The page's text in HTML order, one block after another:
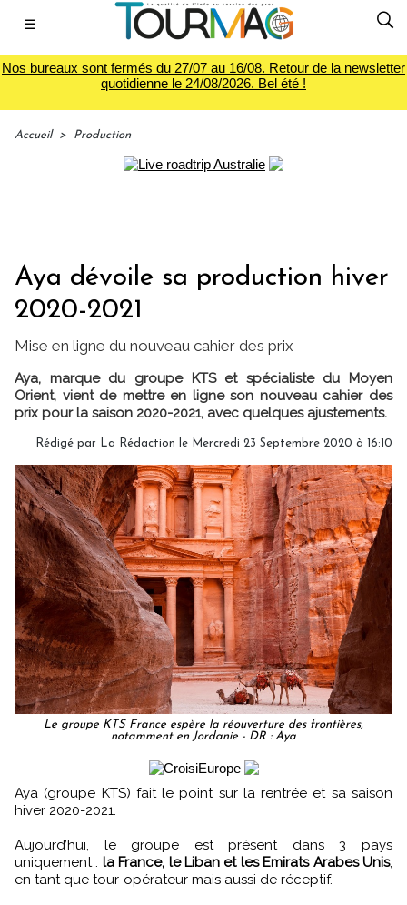
☰
Nos bureaux sont fermés du 27/07 au 16/08. Retour de la newsletter
quotidienne le 24/08/2026. Bel été !
Accueil > Production
Aya dévoile sa production hiver
2020-2021
Mise en ligne du nouveau cahier des prix
Aya, marque du groupe KTS et spécialiste du Moyen
Orient, vient de mettre en ligne son nouveau cahier des
prix pour la saison 2020-2021, avec quelques ajustements.
Rédigé par La Rédaction le Mercredi 23 Septembre 2020 à 16:10
Le groupe KTS France espère la réouverture des frontières,
notamment en Jordanie - DR : Aya
Aya (groupe KTS) fait le point sur la rentrée et sa saison
hiver 2020-2021.
Aujourd’hui, le groupe est présent dans 3 pays
uniquement : la France, le Liban et les Emirats Arabes Unis,
en tant que tour-opérateur mais aussi de réceptif.